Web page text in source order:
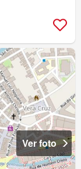
Ver foto